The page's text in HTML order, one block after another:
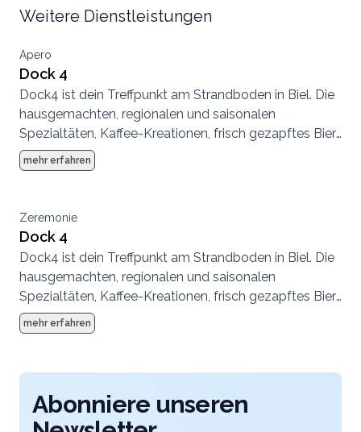
Weitere Dienstleistungen
Apero
Dock 4
Dock4 ist dein Treffpunkt am Strandboden in Biel. Die
hausgemachten, regionalen und saisonalen
Spezialtäten, Kaffee-Kreationen, frisch gezapftes Bier
und Longdrinks laden zum Verweilen ein. Morgens,
mittags und abends. Lasse den Alltag hinter dir. Das
am Bielersee. Besuche uns.
mehr erfahren
Zeremonie
Dock 4
Dock4 ist dein Treffpunkt am Strandboden in Biel. Die
hausgemachten, regionalen und saisonalen
Spezialtäten, Kaffee-Kreationen, frisch gezapftes Bier
und Longdrinks laden zum Verweilen ein. Morgens,
mittags und abends. Lasse den Alltag hinter dir. Das
am Bielersee. Besuche uns.
mehr erfahren
Abonniere unseren